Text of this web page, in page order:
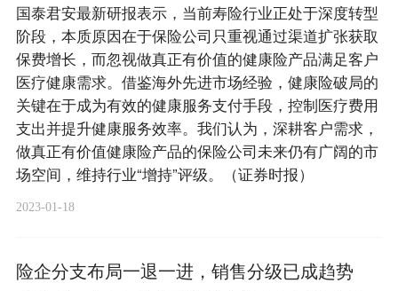
国泰君安最新研报表示，当前寿险行业正处于深度转型
阶段，本质原因在于保险公司只重视通过渠道扩张获取
保费增长，而忽视做真正有价值的健康险产品满足客户
医疗健康需求。借鉴海外先进市场经验，健康险破局的
关键在于成为有效的健康服务支付手段，控制医疗费用
支出并提升健康服务效率。我们认为，深耕客户需求，
做真正有价值健康险产品的保险公司未来仍有广阔的市
场空间，维持行业“增持”评级。（证券时报）
2023-01-18
险企分支布局一退一进，销售分级已成趋势